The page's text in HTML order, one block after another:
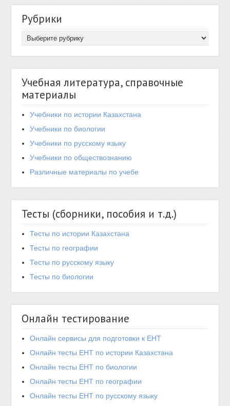
Рубрики
Учебная литература, справочные
материалы
Учебники по истории Казахстана
Учебники по биологии
Учебники по русскому языку
Учебники по обществознанию
Различные материалы по учебе
Тесты (сборники, пособия и т.д.)
Тесты по истории Казахстана
Тесты по географии
Тесты по русскому языку
Тесты по биологии
Онлайн тестирование
Онлайн сервисы для подготовки к ЕНТ
Онлайн тесты ЕНТ по истории Казахстана
Онлайн тесты ЕНТ по биологии
Онлайн тесты ЕНТ по географии
Онлайн тесты ЕНТ по русскому языку